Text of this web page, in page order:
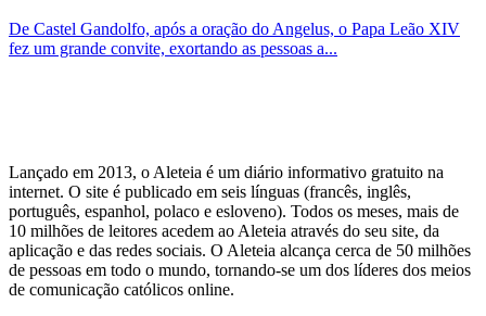
De Castel Gandolfo, após a oração do Angelus, o Papa Leão XIV
fez um grande convite, exortando as pessoas a...
Lançado em 2013, o Aleteia é um diário informativo gratuito na
internet. O site é publicado em seis línguas (francês, inglês,
português, espanhol, polaco e esloveno). Todos os meses, mais de
10 milhões de leitores acedem ao Aleteia através do seu site, da
aplicação e das redes sociais. O Aleteia alcança cerca de 50 milhões
de pessoas em todo o mundo, tornando-se um dos líderes dos meios
de comunicação católicos online.